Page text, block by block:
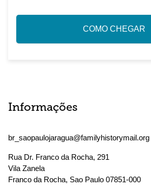
COMO CHEGAR
Informações
br_saopaulojaragua@familyhistorymail.org
Rua Dr. Franco da Rocha, 291
Vila Zanela
Franco da Rocha, Sao Paulo 07851-000